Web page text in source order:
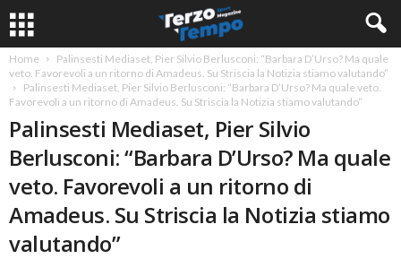
Home
Palinsesti Mediaset, Pier Silvio Berlusconi: “Barbara D’Urso? Ma quale
veto. Favorevoli a un ritorno di Amadeus. Su Striscia la Notizia stiamo valutando”
Palinsesti Mediaset, Pier Silvio Berlusconi: “Barbara D’Urso? Ma quale veto.
Favorevoli a un ritorno di Amadeus. Su Striscia la Notizia stiamo valutando”
Palinsesti Mediaset, Pier Silvio
Berlusconi: “Barbara D’Urso? Ma quale
veto. Favorevoli a un ritorno di
Amadeus. Su Striscia la Notizia stiamo
valutando”